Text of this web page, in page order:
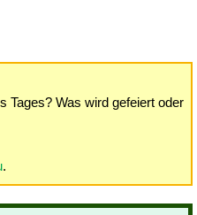
Tages? Was wird gefeiert oder
.